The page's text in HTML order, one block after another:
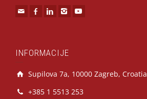
INFORMACIJE
Supilova 7a, 10000 Zagreb, Croatia
+385 1 5513 253